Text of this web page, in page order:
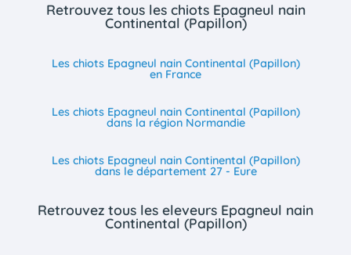
Retrouvez tous les chiots Epagneul nain
Continental (Papillon)
Les chiots Epagneul nain Continental (Papillon)
en France
Les chiots Epagneul nain Continental (Papillon)
dans la région Normandie
Les chiots Epagneul nain Continental (Papillon)
dans le département 27 - Eure
Retrouvez tous les eleveurs Epagneul nain
Continental (Papillon)